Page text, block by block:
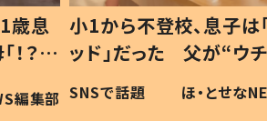
歳息
？」
編集部
小1から不登校、息子は
ッド」だった 父が“ウ
作り続ける理由とは #
#令和の子
SNSで話題 ほ・とせな